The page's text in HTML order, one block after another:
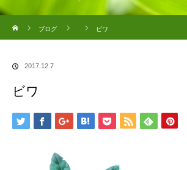
ブログ
ビワ
2017.12.7
ビワ